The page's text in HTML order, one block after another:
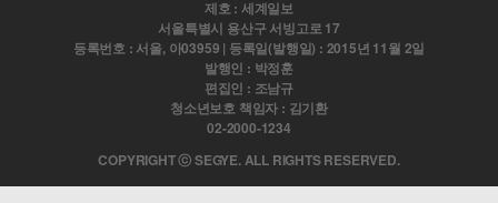
제호 : 세계일보
서울특별시 용산구 서빙고로 17
등록번호 : 서울, 아03959 | 등록일(발행일) : 2015년 11월 2일
발행인 : 박정훈
편집인 : 조남규
청소년보호 책임자 : 김기환
02-2000-1234
COPYRIGHT ⓒ SEGYE. ALL RIGHTS RESERVED.